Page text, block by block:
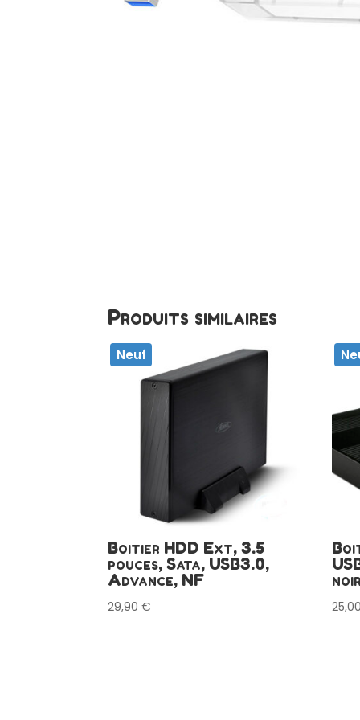
Produits similaires
Neuf
Boitier HDD Ext, 3.5
pouces, Sata, USB3.0,
Advance, NF
29,90€